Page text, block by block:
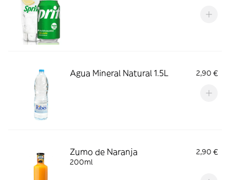
Agua Mineral Natural 1.5L 2,90 €
Zumo de Naranja
2,90 €
200ml